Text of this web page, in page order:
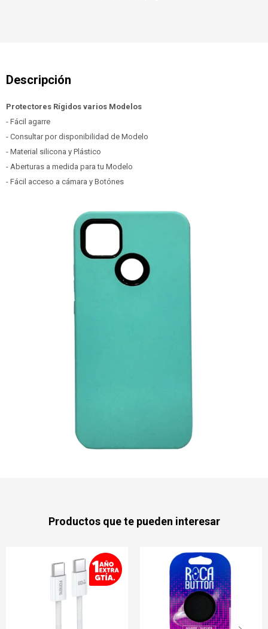
Protectores Rígidos varios Modelos
- Fácil agarre
- Consultar por disponibilidad de Modelo
- Material silicona y Plástico
- Aberturas a medida para tu Modelo
- Fácil acceso a cámara y Botónes
Productos que te pueden interesar